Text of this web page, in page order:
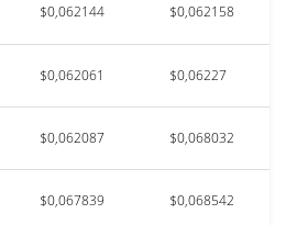
$0,062144 $0,062158
$0,062061 $0,06227
$0,062087 $0,068032
$0,067839 $0,068542